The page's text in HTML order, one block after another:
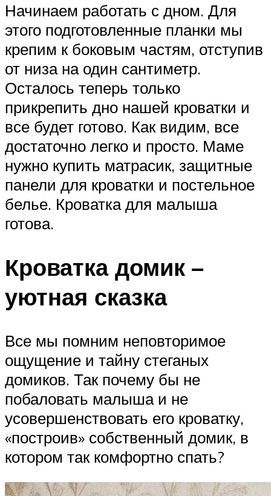
Начинаем работать с дном. Для
этого подготовленные планки мы
крепим к боковым частям, отступив
от низа на один сантиметр.
Осталось теперь только
прикрепить дно нашей кроватки и
все будет готово. Как видим, все
достаточно легко и просто. Маме
нужно купить матрасик, защитные
панели для кроватки и постельное
белье. Кроватка для малыша
готова.
Кроватка домик –
уютная сказка
Все мы помним неповторимое
ощущение и тайну стеганых
домиков. Так почему бы не
побаловать малыша и не
усовершенствовать его кроватку,
«построив» собственный домик, в
котором так комфортно спать?